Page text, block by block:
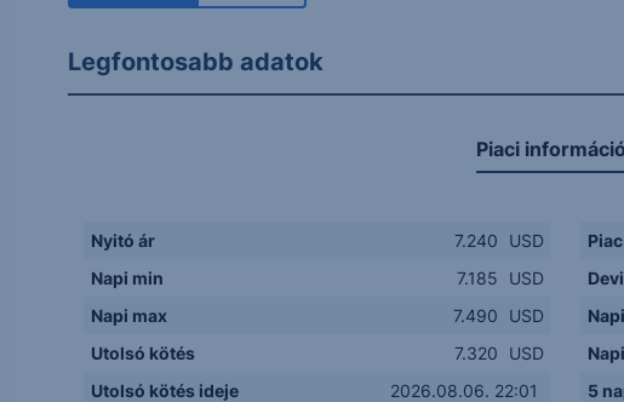
Legfontosabb adatok
Piaci
Nyitó ár 7.240
USD
Napi min
7.185
USD
Napi max
7.490
USD
Utolsó kötés
7.320
USD
Utolsó kötés ideje
2026.08.06. 22:01
Piac
5